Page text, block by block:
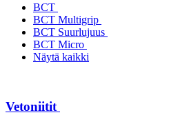
BCT
BCT Multigrip
BCT Suurlujuus
BCT Micro
Näytä kaikki
Vetoniitit